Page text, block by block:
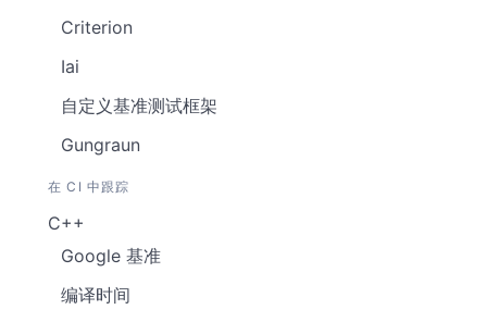
Criterion
Iai
自定义基准测试框架
Gungraun
在 CI 中跟踪
C++
Google 基准
编译时间